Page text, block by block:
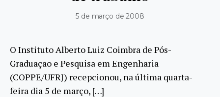
5 de março de 2008
O Instituto Alberto Luiz Coimbra de Pós-
Graduação e Pesquisa em Engenharia
(COPPE/UFRJ) recepcionou, na última quarta-
feira dia 5 de março, […]